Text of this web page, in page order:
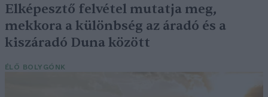
Elképesztő felvétel mutatja meg,
mekkora a különbség az áradó és a
kiszáradó Duna között
ÉLŐ BOLYGÓNK